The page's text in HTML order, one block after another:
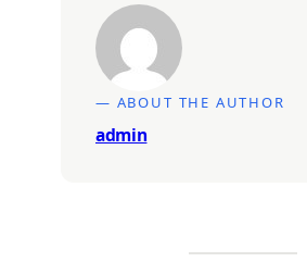
— ABOUT THE AUTHOR
admin